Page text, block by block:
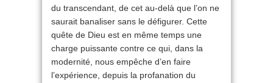
du transcendant, de cet au-delà que l’on ne
saurait banaliser sans le défigurer. Cette
quête de Dieu est en même temps une
charge puissante contre ce qui, dans la
modernité, nous empêche d’en faire
l’expérience, depuis la profanation du